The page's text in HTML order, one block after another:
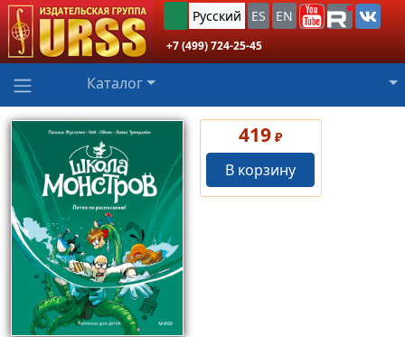
Русский ES EN
+7 (499) 724-25-45
Каталог
419 ₽
В корзину